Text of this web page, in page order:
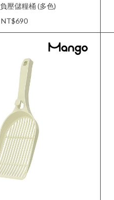
負壓儲糧桶 (多色)
NT$690